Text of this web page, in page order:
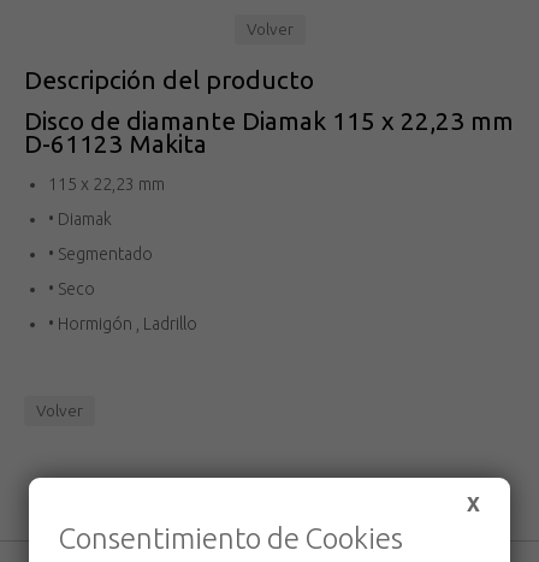
Volver
Descripción del producto
Disco de diamante Diamak 115 x 22,23 mm
D-61123 Makita
115 x 22,23 mm
• Diamak
• Segmentado
• Seco
• Hormigón , Ladrillo
Volver
X
Consentimiento de Cookies